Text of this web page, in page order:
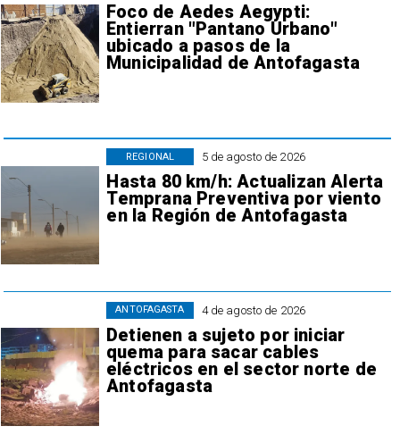
Foco de Aedes Aegypti:
Entierran "Pantano Urbano"
ubicado a pasos de la
Municipalidad de Antofagasta
5 de agosto de 2026
Hasta 80 km/h: Actualizan Alerta
Temprana Preventiva por viento
en la Región de Antofagasta
REGIONAL
4 de agosto de 2026
Detienen a sujeto por iniciar
quema para sacar cables
eléctricos en el sector norte de
Antofagasta
ANTOFAGASTA